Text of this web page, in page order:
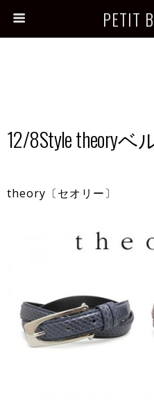
PETIT
12/8Style theoryベ
theory〔セオリー〕